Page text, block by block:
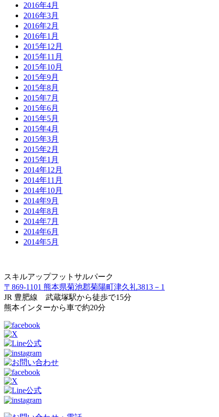
2016年4月
2016年3月
2016年2月
2016年1月
2015年12月
2015年11月
2015年10月
2015年9月
2015年8月
2015年7月
2015年6月
2015年5月
2015年4月
2015年3月
2015年2月
2015年1月
2014年12月
2014年11月
2014年10月
2014年9月
2014年8月
2014年7月
2014年6月
2014年5月
スキルアップフットサルパーク
〒869-1101 熊本県菊池郡菊陽町津久礼3813－1
JR 豊肥線 武蔵塚駅から徒歩で15分
熊本インターから車で約20分